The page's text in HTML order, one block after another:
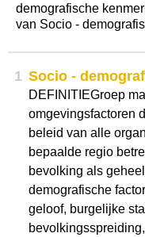
demografische
van Socio -
1 Socio -
DEFINITIEGroep
omgevingsfactoren
beleid van alle
bepaalde regio
bevolking als
demografische
geloof, burgelijke
bevolkingsspreiding,